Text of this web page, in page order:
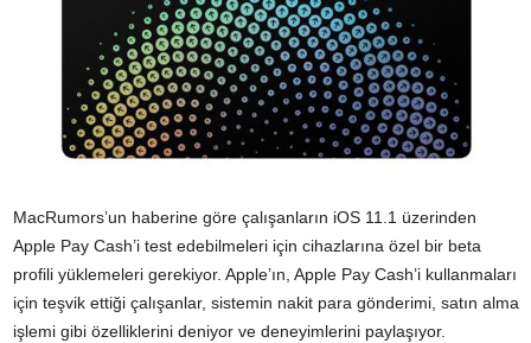
MacRumors’un haberine göre çalışanların iOS 11.1 üzerinden
Apple Pay Cash’i test edebilmeleri için cihazlarına özel bir beta
profili yüklemeleri gerekiyor. Apple’ın, Apple Pay Cash’i kullanmaları
için teşvik ettiği çalışanlar, sistemin nakit para gönderimi, satın alma
işlemi gibi özelliklerini deniyor ve deneyimlerini paylaşıyor.